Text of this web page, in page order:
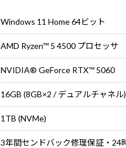
Windows 11 Home 64ビット
AMD Ryzen™ 5 4500 プロセッサ
NVIDIA® GeForce RTX™ 5060
16GB (8GB×2 / デュアルチャネル)
1TB (NVMe)